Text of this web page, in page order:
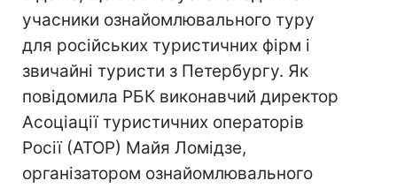
учасники ознайомлювального туру
для російських туристичних фірм і
звичайні туристи з Петербургу. Як
повідомила РБК виконавчий директор
Асоціації туристичних операторів
Росії (АТОР) Майя Ломідзе,
організатором ознайомлювального